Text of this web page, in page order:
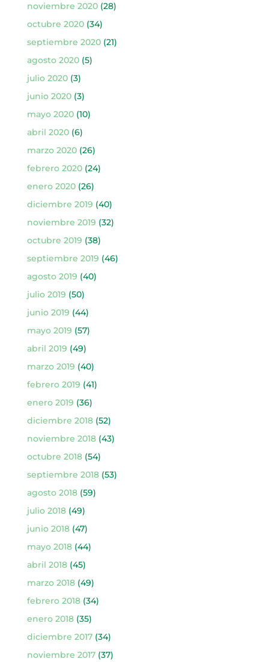
noviembre 2020(28)
octubre 2020(34)
septiembre 2020(21)
agosto 2020(5)
julio 2020(3)
junio 2020(3)
mayo 2020(10)
abril 2020(6)
marzo 2020(26)
febrero 2020(24)
enero 2020(26)
diciembre 2019 (40)
noviembre 2019 (32)
octubre 2019 (38)
septiembre 2019 (46)
agosto 2019 (40)
julio 2019 (50)
junio 2019 (44)
mayo 2019 (57)
abril 2019 (49)
marzo 2019 (40)
febrero 2019 (41)
enero 2019 (36)
diciembre 2018(52)
noviembre 2018(43)
octubre 2018(54)
septiembre 2018(53)
agosto 2018(59)
julio 2018(49)
junio 2018(47)
mayo 2018(44)
abril 2018(45)
marzo 2018(49)
febrero 2018(34)
enero 2018(35)
diciembre 2017(34)
noviembre 2017(37)